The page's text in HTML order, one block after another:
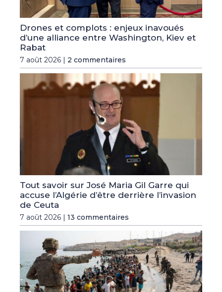
Drones et complots : enjeux inavoués
d’une alliance entre Washington, Kiev et
Rabat
7 août 2026 | 2 commentaires
Tout savoir sur José Maria Gil Garre qui
accuse l’Algérie d’être derrière l’invasion
de Ceuta
7 août 2026 | 13 commentaires